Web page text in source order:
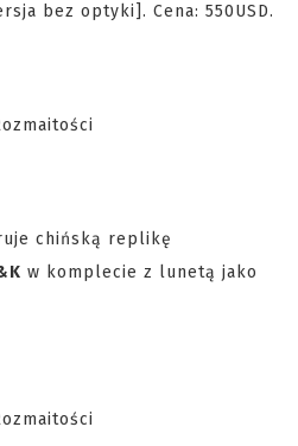
bez optyki]. Cena: 550USD.
chińską replikę
w komplecie z lunetą jako